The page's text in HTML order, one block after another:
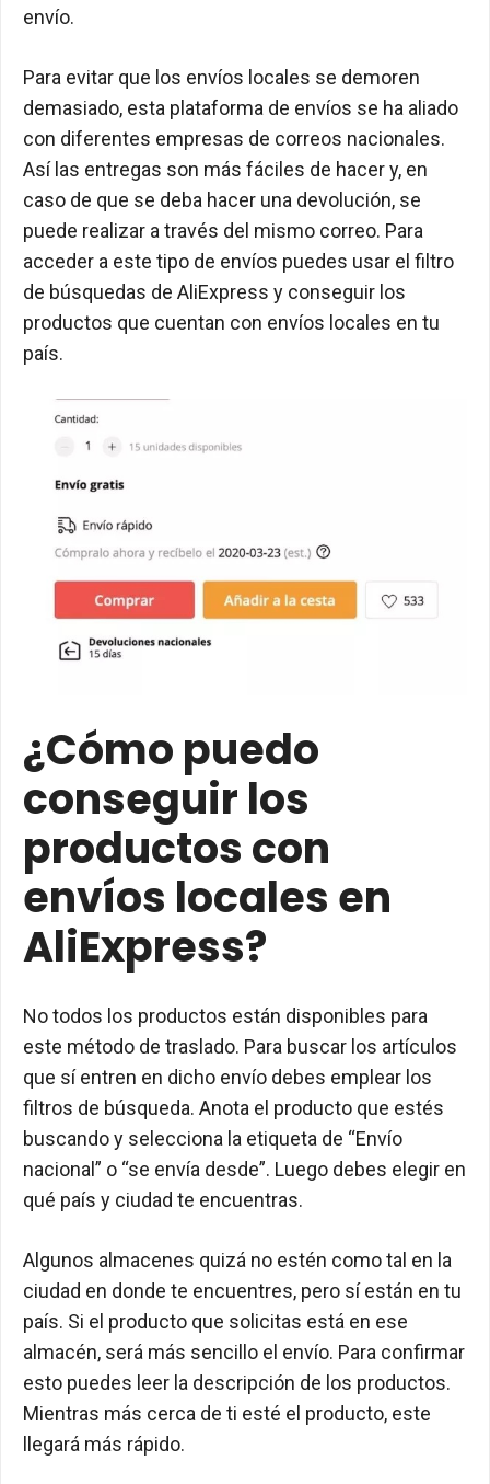
envío.
Para evitar que los envíos locales se demoren
demasiado, esta plataforma de envíos se ha aliado
con diferentes empresas de correos nacionales.
Así las entregas son más fáciles de hacer y, en
caso de que se deba hacer una devolución, se
puede realizar a través del mismo correo. Para
acceder a este tipo de envíos puedes usar el filtro
de búsquedas de AliExpress y conseguir los
productos que cuentan con envíos locales en tu
país.
¿Cómo puedo
conseguir los
productos con
envíos locales en
AliExpress?
No todos los productos están disponibles para
este método de traslado. Para buscar los artículos
que sí entren en dicho envío debes emplear los
filtros de búsqueda. Anota el producto que estés
buscando y selecciona la etiqueta de “Envío
nacional” o “se envía desde”. Luego debes elegir en
qué país y ciudad te encuentras.
Algunos almacenes quizá no estén como tal en la
ciudad en donde te encuentres, pero sí están en tu
país. Si el producto que solicitas está en ese
almacén, será más sencillo el envío. Para confirmar
esto puedes leer la descripción de los productos.
Mientras más cerca de ti esté el producto, este
llegará más rápido.